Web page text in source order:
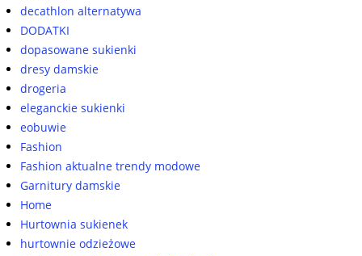
decathlon alternatywa
DODATKI
dopasowane sukienki
dresy damskie
drogeria
eleganckie sukienki
eobuwie
Fashion
Fashion aktualne trendy modowe
Garnitury damskie
Home
Hurtownia sukienek
hurtownie odzieżowe